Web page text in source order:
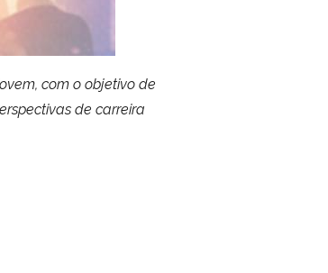
com o objetivo de
de carreira